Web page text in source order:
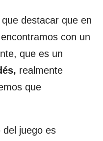
destacar que en
con un
que es un
realmente
que
del juego es